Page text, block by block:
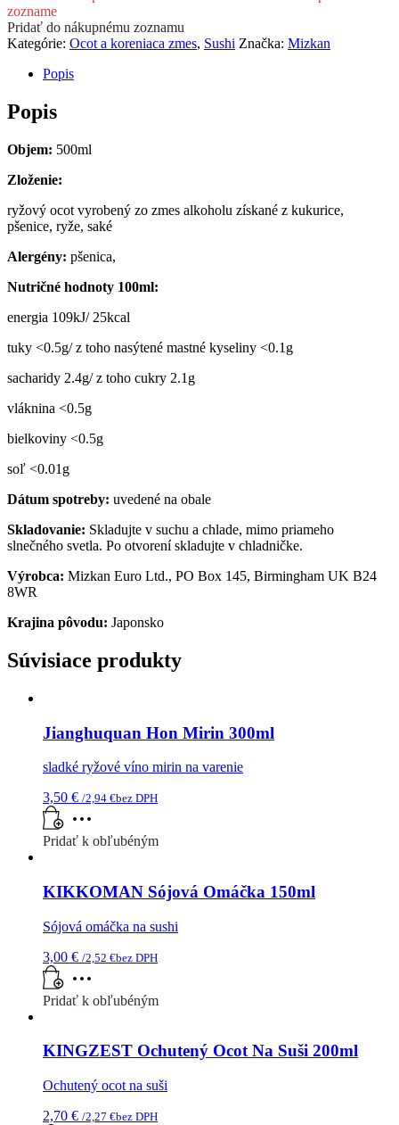
zozname
Pridať do nákupnému zoznamu
Kategórie: Ocot a koreniaca zmes, Sushi Značka: Mizkan
Popis
Popis
Objem: 500ml
Zloženie:
ryžový ocot vyrobený zo zmes alkoholu získané z kukurice,
pšenice, ryže, saké
Alergény: pšenica,
Nutričné hodnoty 100ml:
energia 109kJ/ 25kcal
tuky <0.5g/ z toho nasýtené mastné kyseliny <0.1g
sacharidy 2.4g/ z toho cukry 2.1g
vláknina <0.5g
bielkoviny <0.5g
soľ <0.01g
Dátum spotreby: uvedené na obale
Skladovanie: Skladujte v suchu a chlade, mimo priameho
slnečného svetla. Po otvorení skladujte v chladničke.
Výrobca: Mizkan Euro Ltd., PO Box 145, Birmingham UK B24
8WR
Krajina pôvodu: Japonsko
Súvisiace produkty
Jianghuquan Hon Mirin 300ml
sladké ryžové víno mirin na varenie
3,50 € /2,94 €bez DPH
Pridať k obľubéným
KIKKOMAN Sójová Omáčka 150ml
Sójová omáčka na sushi
3,00 € /2,52 €bez DPH
Pridať k obľubéným
KINGZEST Ochutený Ocot Na Suši 200ml
Ochutený ocot na suši
2,70 € /2,27 €bez DPH